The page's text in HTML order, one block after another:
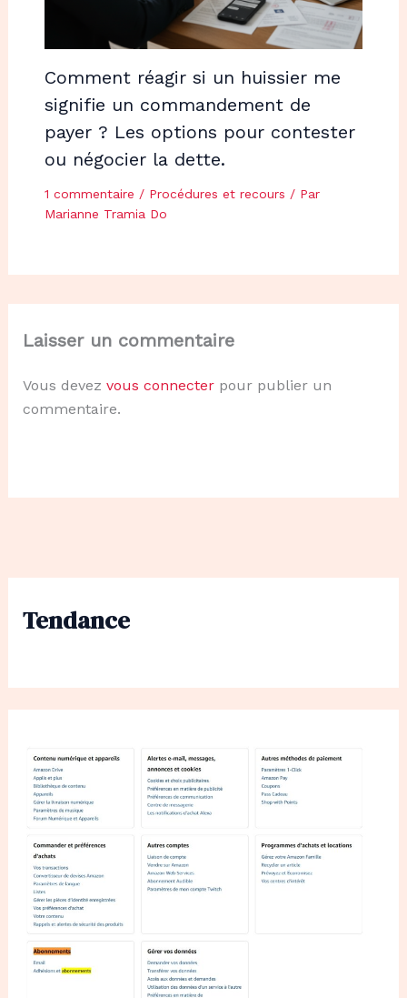
Tendance
Comment réagir si un huissier me
signifie un commandement de
payer ? Les options pour contester
ou négocier la dette.
1 commentaire / Procédures et recours / Par
Marianne Tramia Do
Laisser un commentaire
Vous devez vous connecterpour publier un
commentaire.